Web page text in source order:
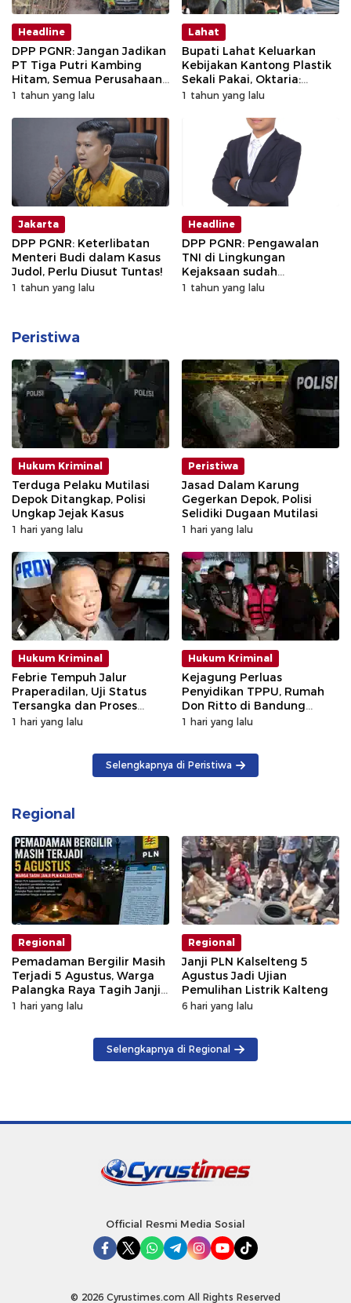
Headline
DPP PGNR: Jangan Jadikan
PT Tiga Putri Kambing
Hitam, Semua Perusahaan
Tambang Harus
1 tahun yang lalu
Lahat
Bupati Lahat Keluarkan
Kebijakan Kantong Plastik
Sekali Pakai, Oktaria:
Langkah Revolusioner
1 tahun yang lalu
Jakarta
DPP PGNR: Keterlibatan
Menteri Budi dalam Kasus
Judol, Perlu Diusut Tuntas!
1 tahun yang lalu
Headline
DPP PGNR: Pengawalan
TNI di Lingkungan
Kejaksaan sudah
Prosedural
1 tahun yang lalu
Peristiwa
Hukum Kriminal
Terduga Pelaku Mutilasi
Depok Ditangkap, Polisi
Ungkap Jejak Kasus
1 hari yang lalu
Peristiwa
Jasad Dalam Karung
Gegerkan Depok, Polisi
Selidiki Dugaan Mutilasi
1 hari yang lalu
Hukum Kriminal
Febrie Tempuh Jalur
Praperadilan, Uji Status
Tersangka dan Proses
Penyidikan
1 hari yang lalu
Hukum Kriminal
Kejagung Perluas
Penyidikan TPPU, Rumah
Don Ritto di Bandung
Digeledah
1 hari yang lalu
Selengkapnya di Peristiwa
Regional
Regional
Pemadaman Bergilir Masih
Terjadi 5 Agustus, Warga
Palangka Raya Tagih Janji
GM PLN Kaltengsel
1 hari yang lalu
Regional
Janji PLN Kalselteng 5
Agustus Jadi Ujian
Pemulihan Listrik Kalteng
6 hari yang lalu
Selengkapnya di Regional
Official Resmi Media Sosial
© 2026 Cyrustimes.com All Rights Reserved